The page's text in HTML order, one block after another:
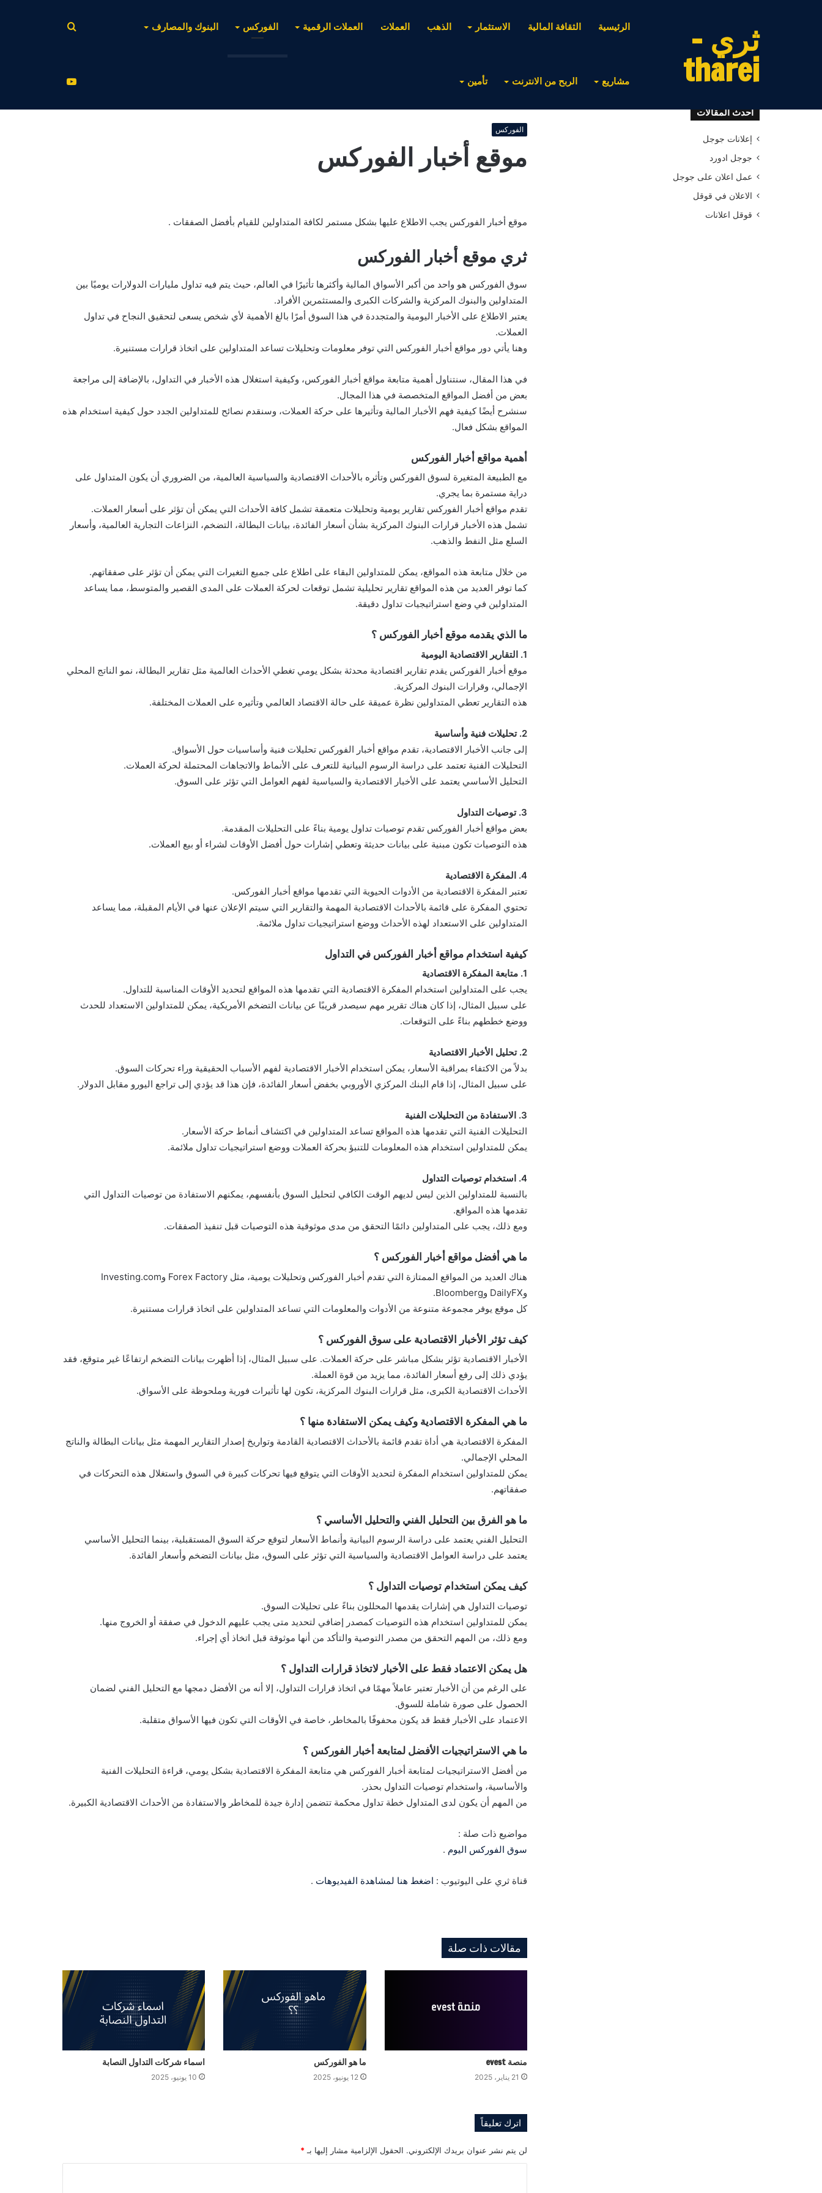
ثري -
tharei
الرئيسية الثقافة المالية الاستثمار الذهب العملات العملات الرقمية الفوركس البنوك والمصارف
مشاريع الربح من الانترنت تأمين عن
الفوركس
موقع أخبار الفوركس
موقع أخبار الفوركس يجب الاطلاع عليها بشكل مستمر لكافة المتداولين للقيام بأفضل الصفقات .
ثري موقع أخبار الفوركس
سوق الفوركس هو واحد من أكبر الأسواق المالية وأكثرها تأثيرًا في العالم، حيث يتم فيه تداول مليارات الدولارات يوميًا بين
المتداولين والبنوك المركزية والشركات الكبرى والمستثمرين الأفراد.
يعتبر الاطلاع على الأخبار اليومية والمتجددة في هذا السوق أمرًا بالغ الأهمية لأي شخص يسعى لتحقيق النجاح في تداول
العملات.
وهنا يأتي دور مواقع أخبار الفوركس التي توفر معلومات وتحليلات تساعد المتداولين على اتخاذ قرارات مستنيرة.
في هذا المقال، سنتناول أهمية متابعة مواقع أخبار الفوركس، وكيفية استغلال هذه الأخبار في التداول، بالإضافة إلى مراجعة
بعض من أفضل المواقع المتخصصة في هذا المجال.
سنشرح أيضًا كيفية فهم الأخبار المالية وتأثيرها على حركة العملات، وسنقدم نصائح للمتداولين الجدد حول كيفية استخدام هذه
المواقع بشكل فعال.
أهمية مواقع أخبار الفوركس
مع الطبيعة المتغيرة لسوق الفوركس وتأثره بالأحداث الاقتصادية والسياسية العالمية، من الضروري أن يكون المتداول على
دراية مستمرة بما يجري.
تقدم مواقع أخبار الفوركس تقارير يومية وتحليلات متعمقة تشمل كافة الأحداث التي يمكن أن تؤثر على أسعار العملات.
تشمل هذه الأخبار قرارات البنوك المركزية بشأن أسعار الفائدة، بيانات البطالة، التضخم، النزاعات التجارية العالمية، وأسعار
السلع مثل النفط والذهب.
من خلال متابعة هذه المواقع، يمكن للمتداولين البقاء على اطلاع على جميع التغيرات التي يمكن أن تؤثر على صفقاتهم.
كما توفر العديد من هذه المواقع تقارير تحليلية تشمل توقعات لحركة العملات على المدى القصير والمتوسط، مما يساعد
المتداولين في وضع استراتيجيات تداول دقيقة.
ما الذي يقدمه موقع أخبار الفوركس ؟
1. التقارير الاقتصادية اليومية
موقع أخبار الفوركس يقدم تقارير اقتصادية محدثة بشكل يومي تغطي الأحداث العالمية مثل تقارير البطالة، نمو الناتج المحلي
الإجمالي، وقرارات البنوك المركزية.
هذه التقارير تعطي المتداولين نظرة عميقة على حالة الاقتصاد العالمي وتأثيره على العملات المختلفة.
2. تحليلات فنية وأساسية
إلى جانب الأخبار الاقتصادية، تقدم مواقع أخبار الفوركس تحليلات فنية وأساسيات حول الأسواق.
التحليلات الفنية تعتمد على دراسة الرسوم البيانية للتعرف على الأنماط والاتجاهات المحتملة لحركة العملات.
التحليل الأساسي يعتمد على الأخبار الاقتصادية والسياسية لفهم العوامل التي تؤثر على السوق.
3. توصيات التداول
بعض مواقع أخبار الفوركس تقدم توصيات تداول يومية بناءً على التحليلات المقدمة.
هذه التوصيات تكون مبنية على بيانات حديثة وتعطي إشارات حول أفضل الأوقات لشراء أو بيع العملات.
4. المفكرة الاقتصادية
تعتبر المفكرة الاقتصادية من الأدوات الحيوية التي تقدمها مواقع أخبار الفوركس.
تحتوي المفكرة على قائمة بالأحداث الاقتصادية المهمة والتقارير التي سيتم الإعلان عنها في الأيام المقبلة، مما يساعد
المتداولين على الاستعداد لهذه الأحداث ووضع استراتيجيات تداول ملائمة.
كيفية استخدام مواقع أخبار الفوركس في التداول
1. متابعة المفكرة الاقتصادية
يجب على المتداولين استخدام المفكرة الاقتصادية التي تقدمها هذه المواقع لتحديد الأوقات المناسبة للتداول.
على سبيل المثال، إذا كان هناك تقرير مهم سيصدر قريبًا عن بيانات التضخم الأمريكية، يمكن للمتداولين الاستعداد للحدث
ووضع خططهم بناءً على التوقعات.
2. تحليل الأخبار الاقتصادية
بدلاً من الاكتفاء بمراقبة الأسعار، يمكن استخدام الأخبار الاقتصادية لفهم الأسباب الحقيقية وراء تحركات السوق.
على سبيل المثال، إذا قام البنك المركزي الأوروبي بخفض أسعار الفائدة، فإن هذا قد يؤدي إلى تراجع اليورو مقابل الدولار.
3. الاستفادة من التحليلات الفنية
التحليلات الفنية التي تقدمها هذه المواقع تساعد المتداولين في اكتشاف أنماط حركة الأسعار.
يمكن للمتداولين استخدام هذه المعلومات للتنبؤ بحركة العملات ووضع استراتيجيات تداول ملائمة.
4. استخدام توصيات التداول
بالنسبة للمتداولين الذين ليس لديهم الوقت الكافي لتحليل السوق بأنفسهم، يمكنهم الاستفادة من توصيات التداول التي
تقدمها هذه المواقع.
ومع ذلك، يجب على المتداولين دائمًا التحقق من مدى موثوقية هذه التوصيات قبل تنفيذ الصفقات.
ما هي أفضل مواقع أخبار الفوركس ؟
هناك العديد من المواقع الممتازة التي تقدم أخبار الفوركس وتحليلات يومية، مثل Forex Factory وInvesting.com
وDailyFX وBloomberg.
كل موقع يوفر مجموعة متنوعة من الأدوات والمعلومات التي تساعد المتداولين على اتخاذ قرارات مستنيرة.
كيف تؤثر الأخبار الاقتصادية على سوق الفوركس ؟
الأخبار الاقتصادية تؤثر بشكل مباشر على حركة العملات. على سبيل المثال، إذا أظهرت بيانات التضخم ارتفاعًا غير متوقع، فقد
يؤدي ذلك إلى رفع أسعار الفائدة، مما يزيد من قوة العملة.
الأحداث الاقتصادية الكبرى، مثل قرارات البنوك المركزية، تكون لها تأثيرات فورية وملحوظة على الأسواق.
ما هي المفكرة الاقتصادية وكيف يمكن الاستفادة منها ؟
المفكرة الاقتصادية هي أداة تقدم قائمة بالأحداث الاقتصادية القادمة وتواريخ إصدار التقارير المهمة مثل بيانات البطالة والناتج
المحلي الإجمالي.
يمكن للمتداولين استخدام المفكرة لتحديد الأوقات التي يتوقع فيها تحركات كبيرة في السوق واستغلال هذه التحركات في
صفقاتهم.
ما هو الفرق بين التحليل الفني والتحليل الأساسي ؟
التحليل الفني يعتمد على دراسة الرسوم البيانية وأنماط الأسعار لتوقع حركة السوق المستقبلية، بينما التحليل الأساسي
يعتمد على دراسة العوامل الاقتصادية والسياسية التي تؤثر على السوق، مثل بيانات التضخم وأسعار الفائدة.
كيف يمكن استخدام توصيات التداول ؟
توصيات التداول هي إشارات يقدمها المحللون بناءً على تحليلات السوق.
يمكن للمتداولين استخدام هذه التوصيات كمصدر إضافي لتحديد متى يجب عليهم الدخول في صفقة أو الخروج منها.
ومع ذلك، من المهم التحقق من مصدر التوصية والتأكد من أنها موثوقة قبل اتخاذ أي إجراء.
هل يمكن الاعتماد فقط على الأخبار لاتخاذ قرارات التداول ؟
على الرغم من أن الأخبار تعتبر عاملاً مهمًا في اتخاذ قرارات التداول، إلا أنه من الأفضل دمجها مع التحليل الفني لضمان
الحصول على صورة شاملة للسوق.
الاعتماد على الأخبار فقط قد يكون محفوفًا بالمخاطر، خاصة في الأوقات التي تكون فيها الأسواق متقلبة.
ما هي الاستراتيجيات الأفضل لمتابعة أخبار الفوركس ؟
من أفضل الاستراتيجيات لمتابعة أخبار الفوركس هي متابعة المفكرة الاقتصادية بشكل يومي، قراءة التحليلات الفنية
والأساسية، واستخدام توصيات التداول بحذر.
من المهم أن يكون لدى المتداول خطة تداول محكمة تتضمن إدارة جيدة للمخاطر والاستفادة من الأحداث الاقتصادية الكبيرة.
مواضيع ذات صلة :
سوق الفوركس اليوم .
قناة ثري على اليوتيوب : اضغط هنا لمشاهدة الفيديوهات .
مقالات ذات صلة
منصة evest
21 يناير، 2025
ما هو الفوركس
12 يونيو، 2025
اسماء شركات التداول النصابة
10 يونيو، 2025
اترك تعليقاً
لن يتم نشر عنوان بريدك الإلكتروني. الحقول الإلزامية مشار إليها بـ *
أحدث المقالات
إعلانات جوجل
جوجل ادورد
عمل اعلان على جوجل
الاعلان في قوقل
قوقل اعلانات